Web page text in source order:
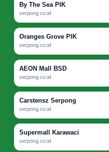
By The Sea PIK
serpong.co.id
Oranges Grove PIK
serpong.co.id
AEON Mall BSD
serpong.co.id
Carstensz Serpong
serpong.co.id
Supermall Karawaci
serpong.co.id